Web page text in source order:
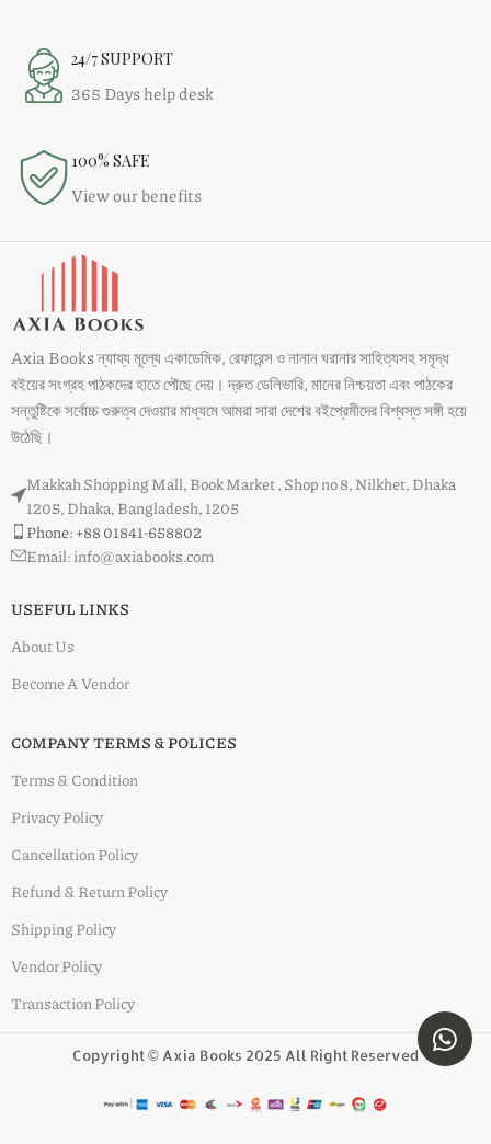
24/7 SUPPORT
365 Days help desk
100% SAFE
View our benefits
Axia Books ন্যায্য মূল্যে একাডেমিক, রেফারেন্স ও নানান ঘরানার সাহিত্যসহ সমৃদ্ধ
বইয়ের সংগ্রহ পাঠকদের হাতে পৌছে দেয়। দ্রুত ডেলিভারি, মানের নিশ্চয়তা এবং পাঠকের
সন্তুষ্টিকে সর্বোচ্চ গুরুত্ব দেওয়ার মাধ্যমে আমরা সারা দেশের বইপ্রেমীদের বিশ্বস্ত সঙ্গী হয়ে
উঠেছি।
Makkah Shopping Mall, Book Market , Shop no 8, Nilkhet, Dhaka
1205, Dhaka, Bangladesh, 1205
Phone: +88 01841-658802
Email: info@axiabooks.com
USEFUL LINKS
About Us
Become A Vendor
COMPANY TERMS & POLICES
Terms & Condition
Privacy Policy
Cancellation Policy
Refund & Return Policy
Shipping Policy
Vendor Policy
Transaction Policy
Copyright © Axia Books 2025 All Right Reserved